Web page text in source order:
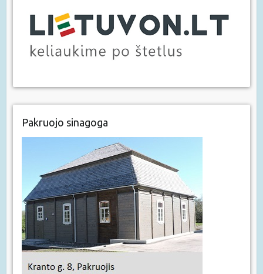
Pakruojo sinagoga